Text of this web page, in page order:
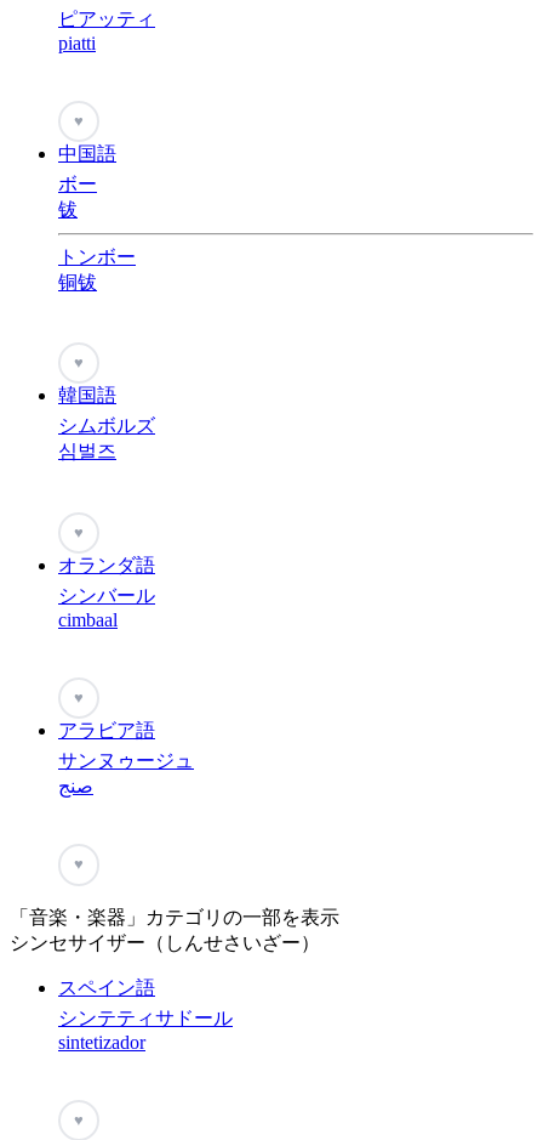
ピアッティ
piatti
♥
中国語
ボー
钹
トンボー
铜钹
♥
韓国語
シムボルズ
심벌즈
♥
オランダ語
シンバール
cimbaal
♥
アラビア語
サンヌゥージュ
صنج
♥
「音楽・楽器」カテゴリの一部を表示
シンセサイザー（しんせさいざー）
スペイン語
シンテティサドール
sintetizador
♥